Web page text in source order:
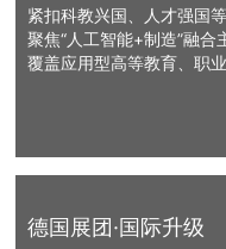
紧扣科教兴国、人才强国
聚焦“人工智能+制造”融合
覆盖应用型高等教育、职
德国展团·国际升级